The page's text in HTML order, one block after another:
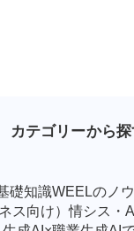
カテゴリーから
礎知識WEELのノ
ス向け）情シス・